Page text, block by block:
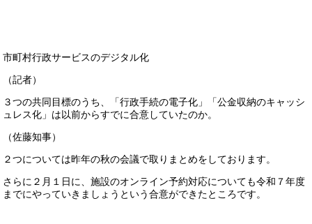
市町村行政サービスのデジタル化
（記者）
３つの共同目標のうち、「行政手続の電子化」「公金収納のキャッシ
ュレス化」は以前からすでに合意していたのか。
（佐藤知事）
２つについては昨年の秋の会議で取りまとめをしております。
さらに２月１日に、施設のオンライン予約対応についても令和７年度
までにやっていきましょうという合意ができたところです。